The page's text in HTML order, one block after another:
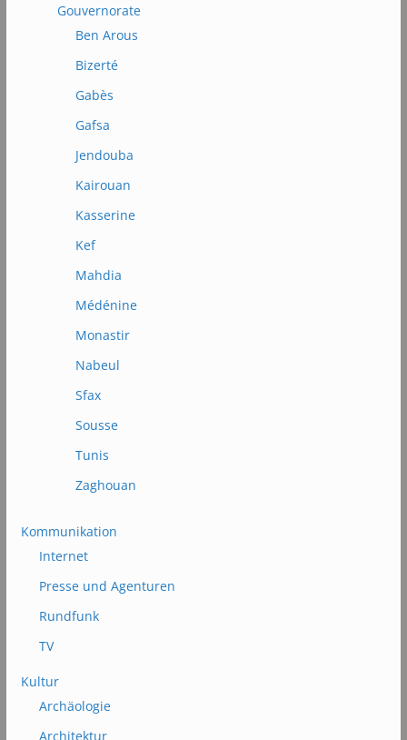
Gouvernorate
Ben Arous
Bizerté
Gabès
Gafsa
Jendouba
Kairouan
Kasserine
Kef
Mahdia
Médénine
Monastir
Nabeul
Sfax
Sousse
Tunis
Zaghouan
Kommunikation
Internet
Presse und Agenturen
Rundfunk
TV
Kultur
Archäologie
Architektur